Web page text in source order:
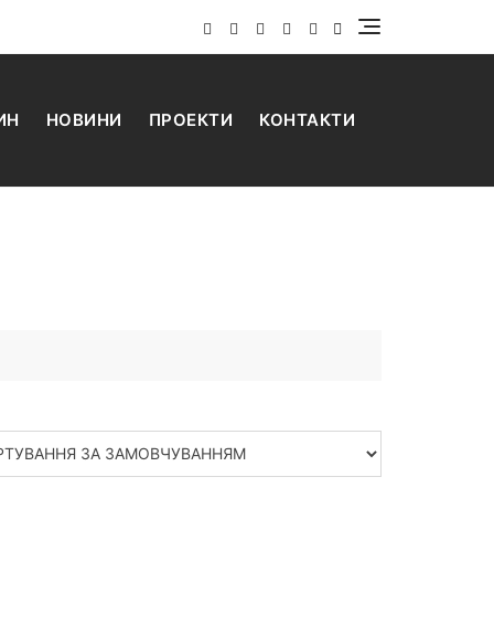
НОВИНИ ПРОЕКТИ КОНТАКТИ